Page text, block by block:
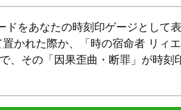
ドをあなたの時刻印ゲージとして
かれた際か、「時の宿命者 リィ
、その「因果歪曲・断罪」が時刻